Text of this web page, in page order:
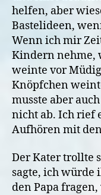
helfen, aber
Bastelideen,
Wenn ich mir
Kindern nehme,
weinte vor
Knöpfchen
musste aber
nicht ab. Ich rief
Aufhören mit
Der Kater trollte
sagte, ich würde
den Papa